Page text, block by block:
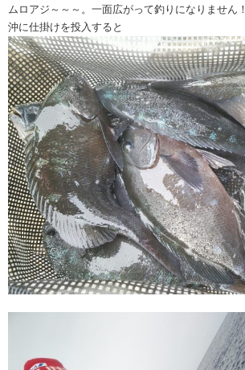
ムロアジ～～～。一面広がって釣りになりません！
沖に仕掛けを投入すると